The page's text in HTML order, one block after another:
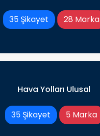
35 Şikayet 28 Marka
Hava Yolları Ulusal
35 Şikayet 5 Marka